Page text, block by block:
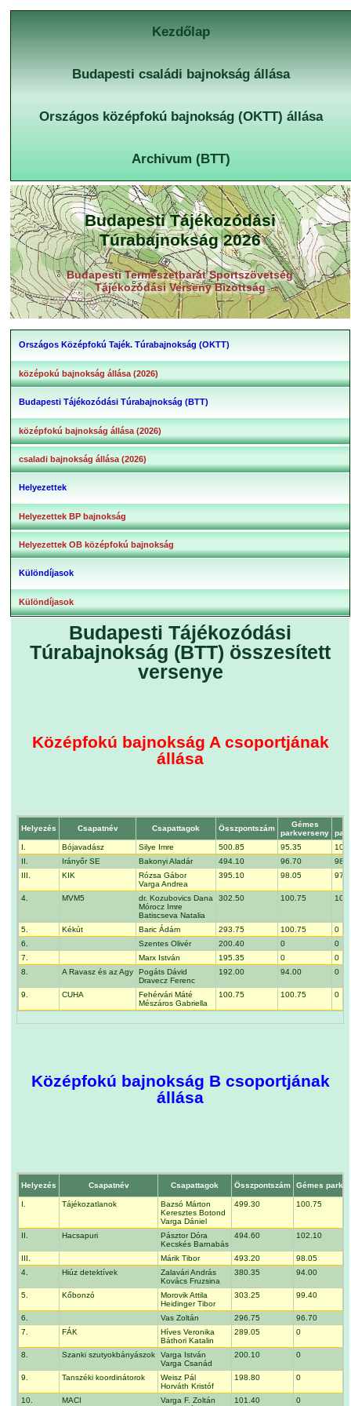
Kezdőlap
Budapesti családi bajnokság állása
Országos középfokú bajnokság (OKTT) állása
Archivum (BTT)
Budapesti Tájékozódási
Túrabajnokság 2026
Budapesti Természetbarát Sportszövetség
Tájékozódási Verseny Bizottság
Országos Középfokú Tajék. Túrabajnokság (OKTT)
középokú bajnokság állása (2026)
Budapesti Tájékozódási Túrabajnokság (BTT)
középfokú bajnokság állása (2026)
csaladi bajnokság állása (2026)
Helyezettek
Helyezettek BP bajnokság
Helyezettek OB középfokú bajnokság
Különdíjasok
Különdíjasok
Budapesti Tájékozódási
Túrabajnokság (BTT) összesített
versenye
Középfokú bajnokság A csoportjának
állása
Helyezés Csapatnév Csapattagok Összpontszám
Gémes
parkverseny
I.
Bójavadász Silye Imre 500.85 95.35
II.
Irányőr SE Bakonyi Aladár 494.10 96.70
III.
KIK
Rózsa Gábor
Varga Andrea
395.10 98.05
4. MVM5
dr. Kozubovics Dana
Mórocz Imre
Batiscseva Natalia
302.50 100.75
5. Kékút Baric Ádám 293.75 100.75
0
6.
Szentes Olivér 200.40 0
0
7.
Marx István 195.35 0
0
8.
A Ravasz és az Agy
Pogáts Dávid
Dravecz Ferenc
192.00 94.00 0
9. CUHA
Fehérvári Máté
Mészáros Gabriella
100.75 100.75 0
Középfokú bajnokság B csoportjának
állása
Helyezés Csapatnév Csapattagok Összpontszám Gémes
I. Tájékozatlanok
Bazsó Márton
Keresztes Botond
Varga Dániel
499.30 100.75
II. Hacsapuri
Pásztor Dóra
Kecskés Barnabás
494.60 102.10
III. Márik Tibor 493.20
98.05
4.
Hiúz detektívek
Zalavári András
Kovács Fruzsina
380.35 94.00
5. Kőbonzó
Morovik Attila
Heidinger Tibor
303.25 99.40
6. Vas Zoltán 296.75
96.70
7.
FÁK
Híves Veronika
Báthori Katalin
289.05 0
8. Szanki szutyokbányászok
Varga István
Varga Csanád
200.10 0
9. Tanszéki koordinátorok
Weisz Pál
Horváth Kristóf
198.80 0
10. MACI
Varga F. Zoltán
101.40 0